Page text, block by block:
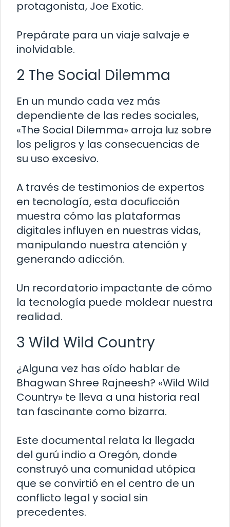
protagonista, Joe Exotic.
Prepárate para un viaje salvaje e
inolvidable.
2 The Social Dilemma
En un mundo cada vez más
dependiente de las redes sociales,
«The Social Dilemma» arroja luz sobre
los peligros y las consecuencias de
su uso excesivo.
A través de testimonios de expertos
en tecnología, esta docuficción
muestra cómo las plataformas
digitales influyen en nuestras vidas,
manipulando nuestra atención y
generando adicción.
Un recordatorio impactante de cómo
la tecnología puede moldear nuestra
realidad.
3 Wild Wild Country
¿Alguna vez has oído hablar de
Bhagwan Shree Rajneesh? «Wild Wild
Country» te lleva a una historia real
tan fascinante como bizarra.
Este documental relata la llegada
del gurú indio a Oregón, donde
construyó una comunidad utópica
que se convirtió en el centro de un
conflicto legal y social sin
precedentes.